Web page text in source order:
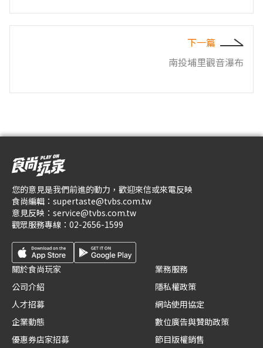
下一篇
南投埔里觀音瀑布
您的意見是我們前進的動力，歡迎來信或來電反映
食尚編輯： supertaste@tvbs.com.tw
意見反映： service@tvbs.com.tw
觀眾服務專線： 02-2656-1599
關於食尚玩家
公司介紹
人才招募
企業動態
優惠券店家招募
業務服務
隱私權政策
網站使用協定
數位廣告與贊助政策
節目版權銷售